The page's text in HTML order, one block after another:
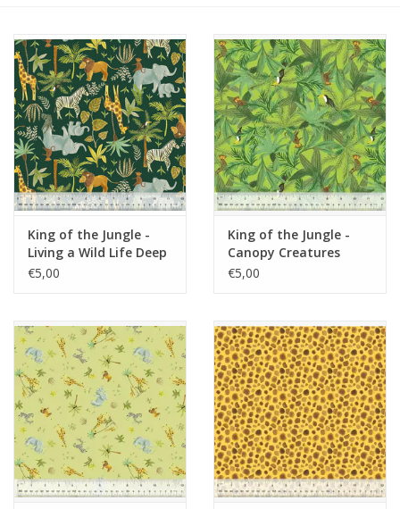
King of the Jungle -
Living a Wild Life Deep
Jungle
€5,00
King of the Jungle -
Canopy Creatures
Bright Leaf
€5,00